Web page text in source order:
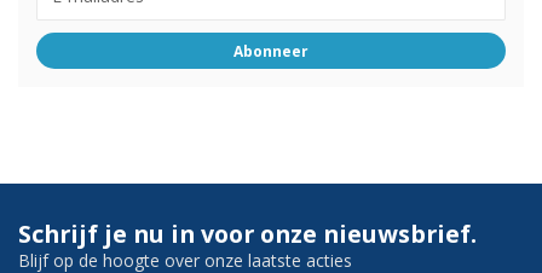
Abonneer
Schrijf je nu in voor onze nieuwsbrief.
Blijf op de hoogte over onze laatste acties